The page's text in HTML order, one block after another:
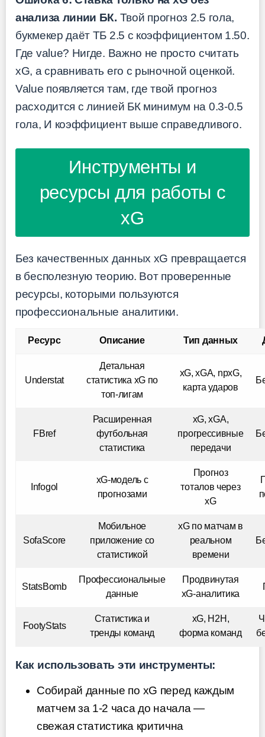
анализа линии БК. Твой прогноз 2.5 гола,
букмекер даёт ТБ 2.5 с коэффициентом 1.50.
Где value? Нигде. Важно не просто считать
xG, а сравнивать его с рыночной оценкой.
Value появляется там, где твой прогноз
расходится с линией БК минимум на 0.3-0.5
гола, И коэффициент выше справедливого.
Инструменты и
ресурсы для работы с
xG
Без качественных данных xG превращается
в бесполезную теорию. Вот проверенные
ресурсы, которыми пользуются
профессиональные аналитики.
Ресурс Описание Тип данных
Understat
Детальная
статистика xG по
топ-лигам
xG, xGA, npxG,
карта ударов
FBref
Расширенная
футбольная
статистика
xG, xGA,
прогрессивные
передачи
Infogol
xG-модель с
прогнозами
Прогноз
тоталов через
xG
SofaScore
Мобильное
приложение со
статистикой
xG по матчам в
реальном
времени
StatsBomb
Профессиональные
данные
Продвинутая
xG-аналитика
FootyStats
Статистика и
тренды команд
xG, H2H,
форма команд
Как использовать эти инструменты:
Собирай данные по xG перед каждым
матчем за 1-2 часа до начала —
свежая статистика критична